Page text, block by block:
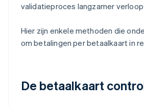
validatieproces langzamer
Hier zijn enkele methoden die
om betalingen per betaalkaart in
De betaalkaart